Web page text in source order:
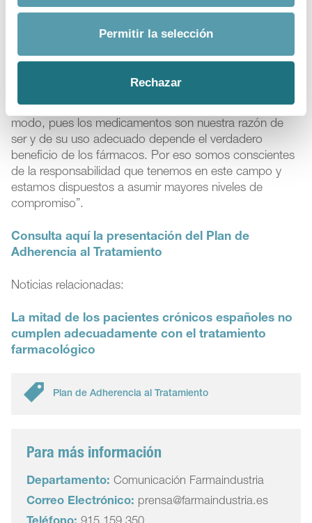
Permitir la selección
Rechazar
(enfermeros).
impulsora de un Plan que implica al conjunto del sector,
Esteve concluyó que “como agente fundamental del
responsable del medicamento; no puede ser de otro
modo, pues los medicamentos son nuestra razón de
ser y de su uso adecuado depende el verdadero
beneficio de los fármacos. Por eso somos conscientes
de la responsabilidad que tenemos en este campo y
estamos dispuestos a asumir mayores niveles de
compromiso”.
Consulta aquí la presentación del Plan de
Adherencia al Tratamiento
Noticias relacionadas:
La mitad de los pacientes crónicos españoles no
cumplen adecuadamente con el tratamiento
farmacológico
Plan de Adherencia al Tratamiento
Para más información
Departamento: Comunicación Farmaindustria
Correo Electrónico: prensa@farmaindustria.es